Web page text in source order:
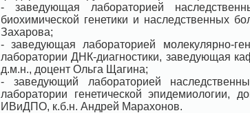
- заведующая лабораторией
биохимической генетики и наследственных
Захарова;
- заведующая лабораторией молекулярно-
лаборатории ДНК-диагностики, заведующая
д.м.н., доцент Ольга Щагина;
- заведующий лабораторией
лаборатории генетической эпидемиологии,
ИВиДПО, к.б.н. Андрей Марахонов.